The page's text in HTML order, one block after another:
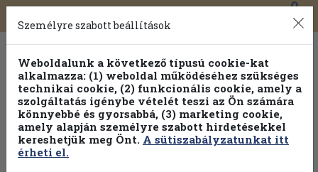
Toggle
navigation
0
Személyre szabott beállítások
Weboldalunk a következő típusú cookie-kat
alkalmazza: (1) weboldal működéséhez szükséges
technikai cookie, (2) funkcionális cookie, amely a
szolgáltatás igénybe vételét teszi az Ön számára
könnyebbé és gyorsabbá, (3) marketing cookie,
amely alapján személyre szabott hirdetésekkel
kereshetjük meg Önt. A sütiszabályzatunkat itt
érheti el.